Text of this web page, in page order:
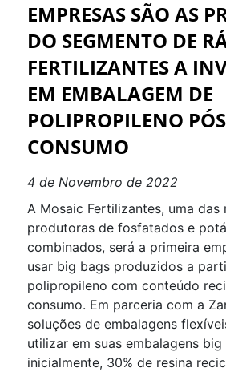
EMPRESAS SÃO AS
DO SEGMENTO DE
FERTILIZANTES A
EM EMBALAGEM DE
POLIPROPILENO
CONSUMO
4 de Novembro de 2022
A Mosaic Fertilizantes, uma das
produtoras de fosfatados e
combinados, será a primeira
usar big bags produzidos a
polipropileno com conteúdo
consumo. Em parceria com a
soluções de embalagens
utilizar em suas embalagens big
inicialmente, 30% de resina